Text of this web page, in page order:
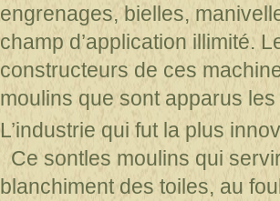
engrenages, bielles,
champ d’application illimité.
constructeurs de ces
moulins que sont apparus
L’industrie qui fut la plus
Ce sontles moulins qui
blanchiment des toiles, au